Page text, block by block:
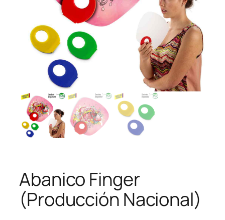
Abanico Finger
(Producción Nacional)